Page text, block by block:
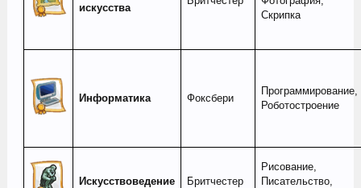
искусства
Скрипка
Информатика Фоксбери
Программирование,
Роботостроение
Искусствоведение Бритчестер
Рисование,
Писательство,